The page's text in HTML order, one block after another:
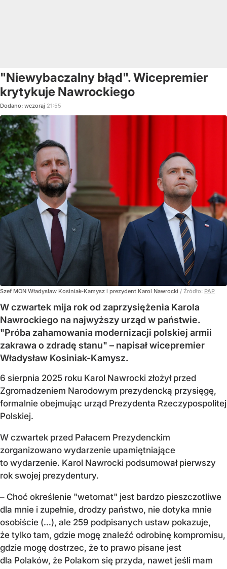
"Niewybaczalny błąd". Wicepremier
krytykuje Nawrockiego
Dodano: wczoraj 21:55
Szef MON Władysław Kosiniak-Kamysz i prezydent Karol Nawrocki / Źródło: PAP
W czwartek mija rok od zaprzysiężenia Karola
Nawrockiego na najwyższy urząd w państwie.
"Próba zahamowania modernizacji polskiej armii
zakrawa o zdradę stanu" – napisał wicepremier
Władysław Kosiniak-Kamysz.
6 sierpnia 2025 roku Karol Nawrocki złożył przed
Zgromadzeniem Narodowym prezydencką przysięgę,
formalnie obejmując urząd Prezydenta Rzeczypospolitej
Polskiej.
W czwartek przed Pałacem Prezydenckim
zorganizowano wydarzenie upamiętniające
to wydarzenie. Karol Nawrocki podsumował pierwszy
rok swojej prezydentury.
– Choć określenie "wetomat" jest bardzo pieszczotliwe
dla mnie i zupełnie, drodzy państwo, nie dotyka mnie
osobiście (…), ale 259 podpisanych ustaw pokazuje,
że tylko tam, gdzie mogę znaleźć odrobinę kompromisu,
gdzie mogę dostrzec, że to prawo pisane jest
dla Polaków, że Polakom się przyda, nawet jeśli mam